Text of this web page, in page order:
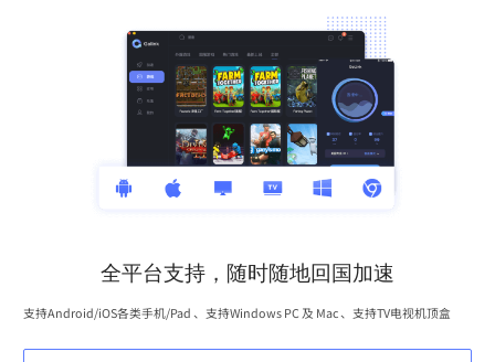
全平台支持，随时随地回国加速
支持Android/iOS各类手机/Pad 、支持Windows PC 及 Mac 、支持TV电视机顶盒